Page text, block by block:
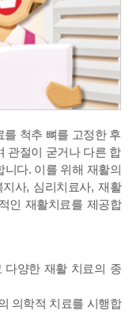
척추 뼈를 고정한 후
관절이 굳거나 다른 합
다. 이를 위해 재활의
사, 심리치료사, 재활
인 재활치료를 제공합
다양한 재활 치료의 종
의학적 치료를 시행합